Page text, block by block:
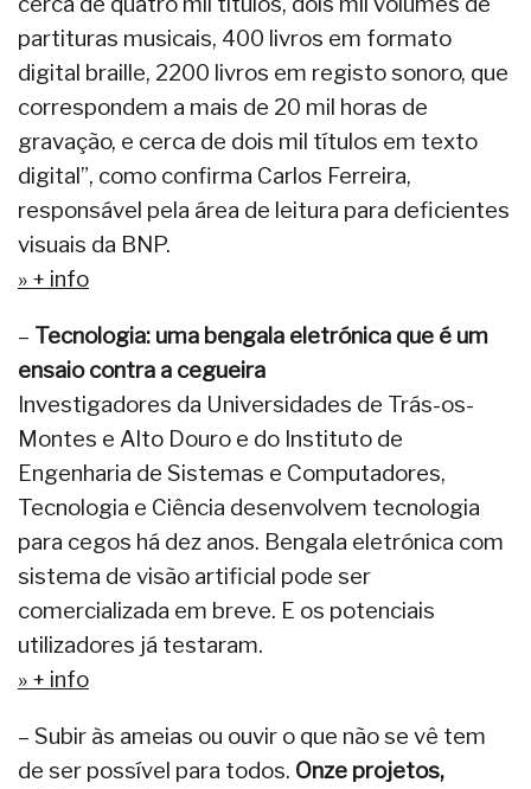
partituras musicais, 400 livros em formato
digital braille, 2200 livros em registo sonoro, que
correspondem a mais de 20 mil horas de
gravação, e cerca de dois mil títulos em texto
digital”, como confirma Carlos Ferreira,
responsável pela área de leitura para deficientes
visuais da BNP.
» + info
– Tecnologia: uma bengala eletrónica que é um
ensaio contra a cegueira
Investigadores da Universidades de Trás-os-
Montes e Alto Douro e do Instituto de
Engenharia de Sistemas e Computadores,
Tecnologia e Ciência desenvolvem tecnologia
para cegos há dez anos. Bengala eletrónica com
sistema de visão artificial pode ser
comercializada em breve. E os potenciais
utilizadores já testaram.
» + info
– Subir às ameias ou ouvir o que não se vê tem
de ser possível para todos. Onze projetos,